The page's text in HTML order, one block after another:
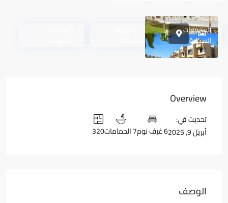
المجمعات
السكنية
Overview
تحديث في:
أبريل 9, 2025
6 غرف نوم 7 الحمامات 320
الوصف